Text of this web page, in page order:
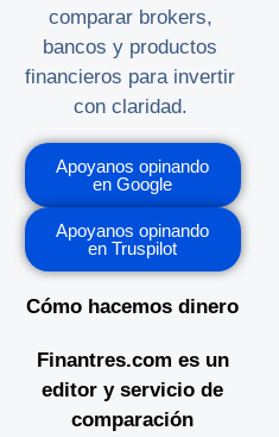
comparar brokers,
bancos y productos
financieros para invertir
con claridad.
Apoyanos opinando
en Google
Apoyanos opinando
en Truspilot
Cómo hacemos dinero
Finantres.com es un
editor y servicio de
comparación